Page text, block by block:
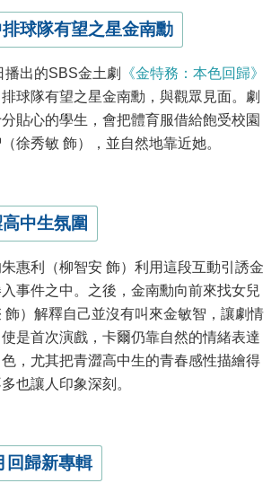
球隊有望之星金南勳
出的SBS金土劇
《金特務：本色回歸》
球隊有望之星金南勳，與觀眾見面。劇
貼心的學生，會把體育服借給飽受校園
徐秀敏 飾），並自然地靠近她。
中生氛圍
惠利（柳智安 飾）利用這段互動引誘金
事件之中。之後，金南勳向前來找女兒
飾）解釋自己並沒有叫來金敏智，讓劇情
是首次演戲，卡爾仍靠自然的情緒表達
，尤其把青澀高中生的青春感性描繪得
也讓人印象深刻。
回歸新專輯